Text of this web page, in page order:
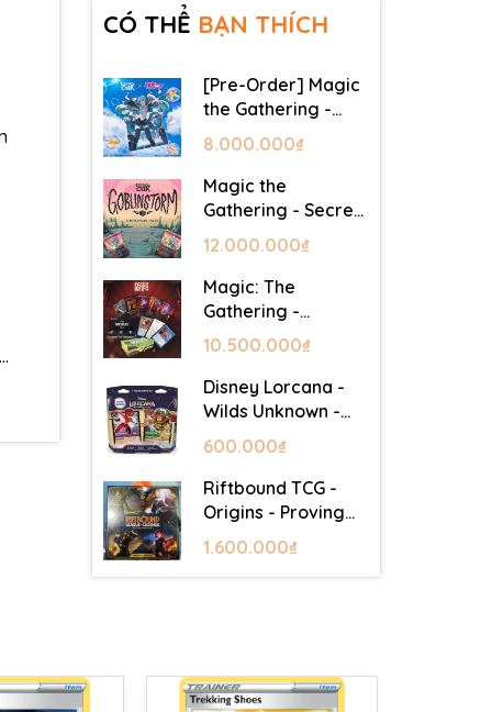
CÓ THỂ BẠN THÍCH
[Pre-Order] Magic
the Gathering -
Secret Lair -
Commander Deck:
Hatsune Miku
8.000.000₫
Magic the
Gathering - Secret
Lair - Commander
Deck: Goblin Storm
12.000.000₫
Magic: The
Gathering -
Mystery Booster 2
- Festival in a Box
(Las Vegas 2026)
10.500.000₫
Disney Lorcana -
Wilds Unknown -
Starter Set
600.000₫
Riftbound TCG -
Origins - Proving
Grounds Box Set
1.600.000₫